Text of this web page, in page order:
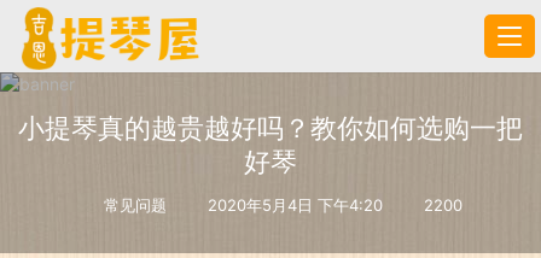
小提琴真的越贵越好吗？教你如何选购一把
好琴
常见问题 2020年5月4日 下午4:20 2200